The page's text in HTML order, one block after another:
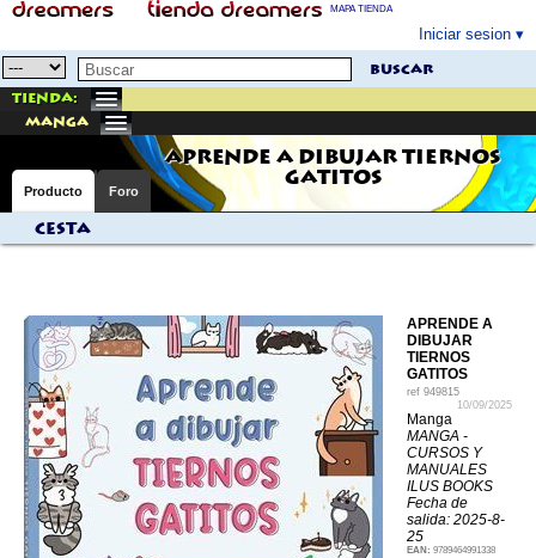
MAPA TIENDA
Iniciar sesion
buscar
Tienda:
manga
APRENDE A DIBUJAR TIERNOS
GATITOS
Producto Foro
Cesta
APRENDE A
DIBUJAR
TIERNOS
GATITOS
ref 949815
10/09/2025
Manga
MANGA -
CURSOS Y
MANUALES
ILUS BOOKS
Fecha de
salida: 2025-8-
25
EAN: 9789464991338